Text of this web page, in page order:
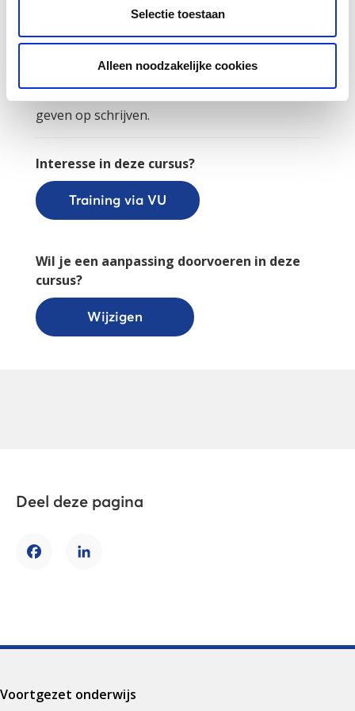
Selectie toestaan
Alleen noodzakelijke cookies
deze workshop. Er wordt gekeken naar
verschillende vormen van feedback op
schrijven; de cursist leert te werken met
feedbackmodellen en gaat leren werken met
internettools om over een afstand feedback te
geven op schrijven.
Interesse in deze cursus?
Training via VU
Wil je een aanpassing doorvoeren in deze
cursus?
Wijzigen
Deel deze pagina
FacebookLinkedIn
Voortgezet onderwijs